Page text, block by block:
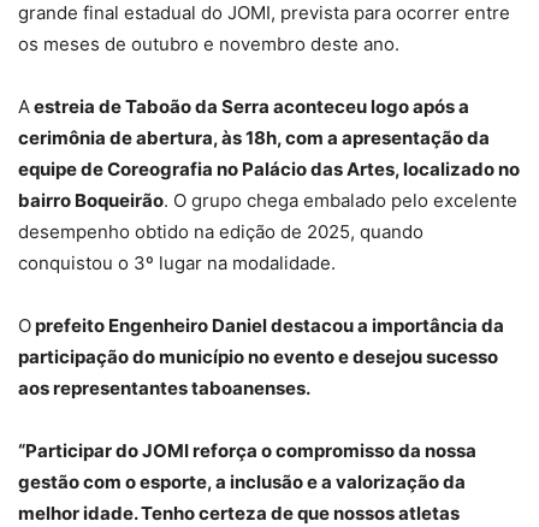
grande final estadual do JOMI, prevista para ocorrer entre
os meses de outubro e novembro deste ano.
Aestreia de Taboão da Serra aconteceu logo após a
cerimônia de abertura, às 18h, com a apresentação da
equipe de Coreografia no Palácio das Artes, localizado no
bairro Boqueirão. O grupo chega embalado pelo excelente
desempenho obtido na edição de 2025, quando
conquistou o 3º lugar na modalidade.
Oprefeito Engenheiro Daniel destacou a importância da
participação do município no evento e desejou sucesso
aos representantes taboanenses.
“Participar do JOMI reforça o compromisso da nossa
gestão com o esporte, a inclusão e a valorização da
melhor idade. Tenho certeza de que nossos atletas